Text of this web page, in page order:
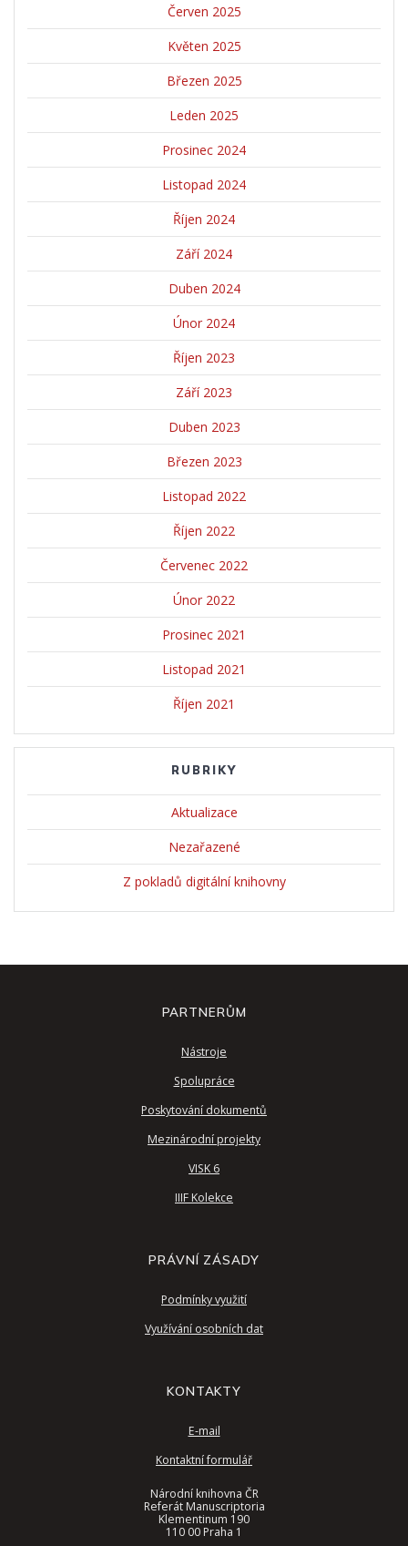
Červen 2025
Květen 2025
Březen 2025
Leden 2025
Prosinec 2024
Listopad 2024
Říjen 2024
Září 2024
Duben 2024
Únor 2024
Říjen 2023
Září 2023
Duben 2023
Březen 2023
Listopad 2022
Říjen 2022
Červenec 2022
Únor 2022
Prosinec 2021
Listopad 2021
Říjen 2021
RUBRIKY
Aktualizace
Nezařazené
Z pokladů digitální knihovny
PARTNERŮM
Nástroje
Spolupráce
Poskytování dokumentů
Mezinárodní projekty
VISK 6
IIIF Kolekce
PRÁVNÍ ZÁSADY
Podmínky využití
Využívání osobních dat
KONTAKTY
E-mail
Kontaktní formulář
Národní knihovna ČR
Referát Manuscriptoria
Klementinum 190
110 00 Praha 1